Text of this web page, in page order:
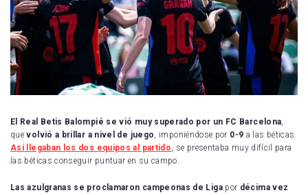
Celta de Vigo
Getafe CF
RCD Mallorca
Real Valladolid
RCD Espanyol
Sevilla FC
El Real Betis Balompié se vió muy superado por un FC Barcelona,
que volvió a brillar a nivel de juego, imponiéndose por 0-9 a las béticas.
Así llegaban los dos equipos al partido, se presentaba muy difícil para
las béticas conseguir puntuar en su campo.
Las azulgranas se proclamaron campeonas de Ligapor décima vez